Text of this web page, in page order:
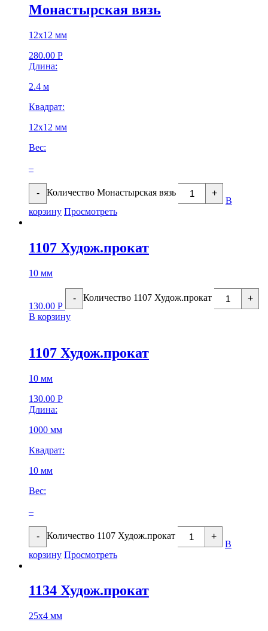
Монастырская вязь
12х12 мм
280.00 Р
Длина:
2.4 м
Квадрат:
12х12 мм
Вес:
–
- Количество Монастырская вязь +
В
корзину Просмотреть
1107 Худож.прокат
10 мм
130.00 Р
- Количество 1107 Худож.прокат
+
В корзину
1107 Худож.прокат
10 мм
130.00 Р
Длина:
1000 мм
Квадрат:
10 мм
Вес:
–
- Количество 1107 Худож.прокат +
В
корзину Просмотреть
1134 Худож.прокат
25х4 мм